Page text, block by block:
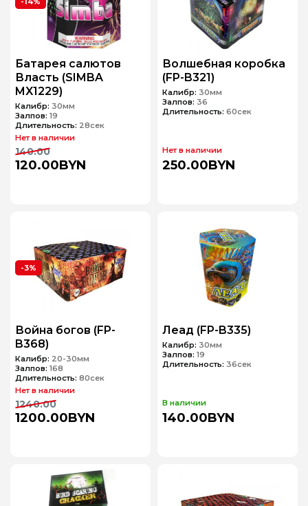
Батарея салютов
Власть (SIMBA
MX1229)
Калибр: 30мм
Залпов: 19
Длительность: 28сек
Нет в наличии
120.00BYN
140.00
Волшебная коробка
(FP-B321)
Калибр: 30мм
Залпов: 36
Длительность: 60сек
Нет в наличии
250.00BYN
-3%
Война богов (FP-
B368)
Калибр: 20-30мм
Залпов: 168
Длительность: 80сек
Нет в наличии
1200.00BYN
1240.00
Леад (FP-B335)
Калибр: 30мм
Залпов: 19
Длительность: 36сек
В наличии
140.00BYN